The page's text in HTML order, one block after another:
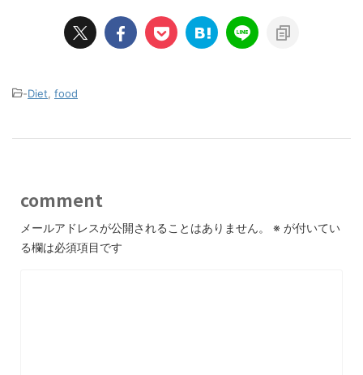
-Diet food
comment
メールアドレスが公開されることはありません。 ※ が付いてい
る欄は必須項目です